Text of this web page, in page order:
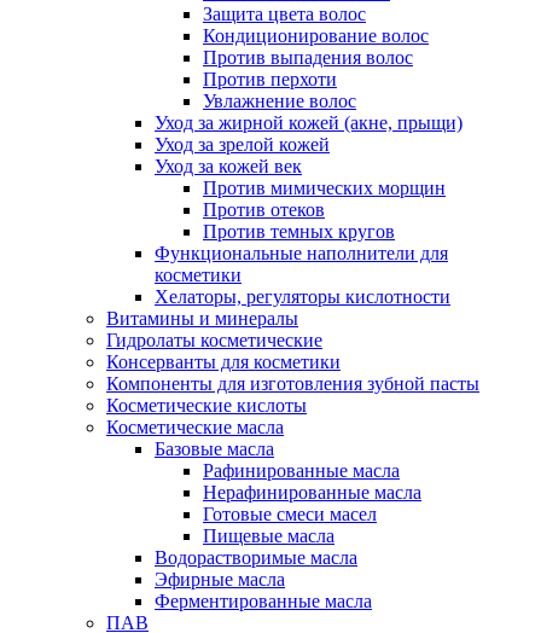
Защита цвета волос
Кондиционирование волос
Против выпадения волос
Против перхоти
Увлажнение волос
Уход за жирной кожей (акне, прыщи)
Уход за зрелой кожей
Уход за кожей век
Против мимических морщин
Против отеков
Против темных кругов
Функциональные наполнители для
косметики
Хелаторы, регуляторы кислотности
Витамины и минералы
Гидролаты косметические
Консерванты для косметики
Компоненты для изготовления зубной пасты
Косметические кислоты
Косметические масла
Базовые масла
Рафинированные масла
Нерафинированные масла
Готовые смеси масел
Пищевые масла
Водорастворимые масла
Эфирные масла
Ферментированные масла
ПАВ